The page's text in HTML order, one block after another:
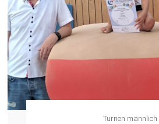
Turnen männlich